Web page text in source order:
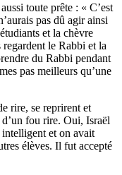
toute prête : « C’est
pas dû agir ainsi
et la chèvre
le Rabbi et la
du Rabbi pendant
pas meilleurs qu’une
rire, se reprirent et
fou rire. Oui, Israël
et on avait
élèves. Il fut accepté